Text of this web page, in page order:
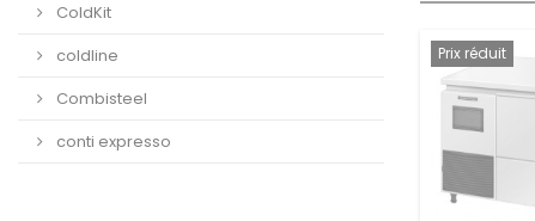
ColdKit
coldline
Combisteel
conti expresso
Prix réduit